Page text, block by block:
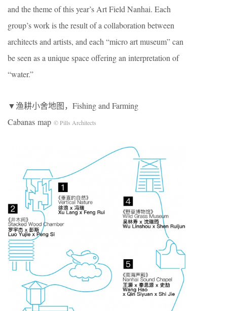
and the theme of this year’s Art Field Nanhai. Each
group’s work is the result of a collaboration between
architects and artists, and each “micro art museum” can
be seen as a unique space offering an interpretation of
“water.”
▼渔耕小舍地图，Fishing and Farming
Cabanas map © Pills Architects